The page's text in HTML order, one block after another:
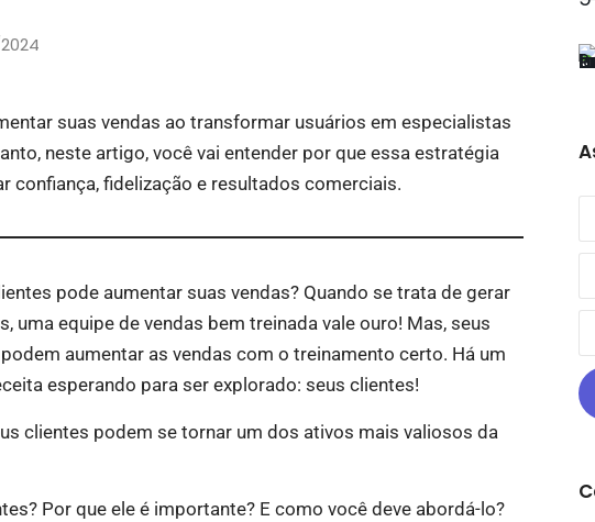
suas vendas ao transformar usuários em especialistas
neste artigo, você vai entender por que essa estratégia
confiança, fidelização e resultados comerciais.
pode aumentar suas vendas? Quando se trata de gerar
uma equipe de vendas bem treinada vale ouro! Mas, seus
aumentar as vendas com o treinamento certo. Há um
esperando para ser explorado: seus clientes!
clientes podem se tornar um dos ativos mais valiosos da
Por que ele é importante? E como você deve abordá-lo?